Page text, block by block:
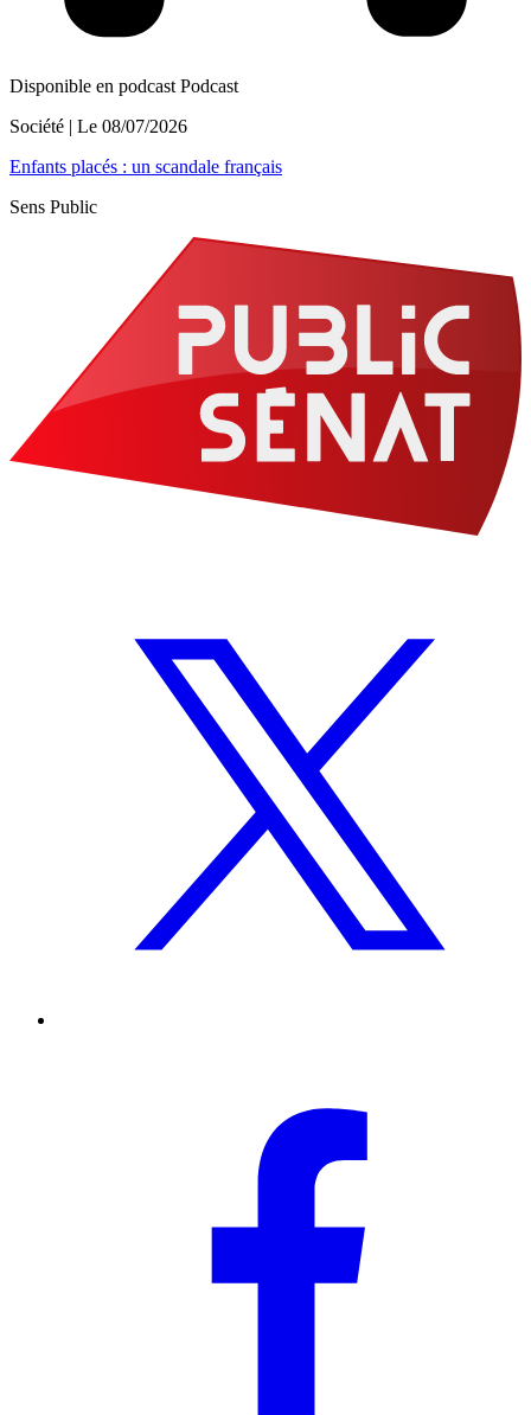
Disponible en podcast Podcast
Société | Le 08/07/2026
Enfants placés : un scandale français
Sens Public